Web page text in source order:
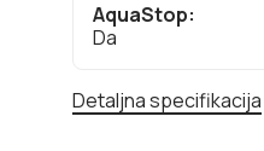
AquaStop:
Da
Detaljna specifikacija